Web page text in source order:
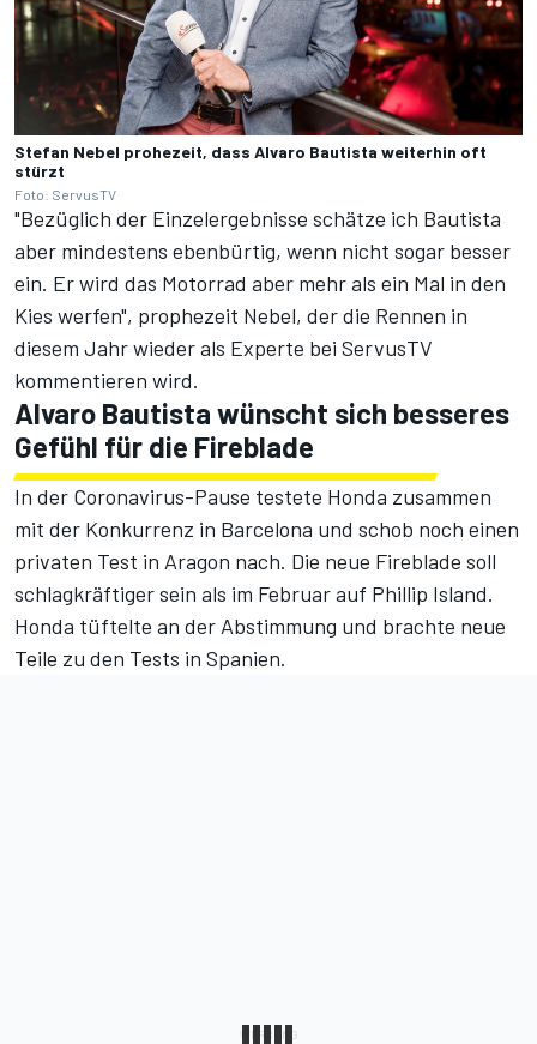
Stefan Nebel prohezeit, dass Alvaro Bautista weiterhin oft
stürzt
Foto: ServusTV
"Bezüglich der Einzelergebnisse schätze ich Bautista
aber mindestens ebenbürtig, wenn nicht sogar besser
ein. Er wird das Motorrad aber mehr als ein Mal in den
Kies werfen", prophezeit Nebel, der die Rennen in
diesem Jahr wieder als Experte bei ServusTV
kommentieren wird.
Alvaro Bautista wünscht sich besseres
Gefühl für die Fireblade
In der Coronavirus-Pause testete Honda zusammen
mit der Konkurrenz in Barcelona und schob noch einen
privaten Test in Aragon nach. Die neue Fireblade soll
schlagkräftiger sein als im Februar auf Phillip Island.
Honda tüftelte an der Abstimmung und brachte neue
Teile zu den Tests in Spanien.